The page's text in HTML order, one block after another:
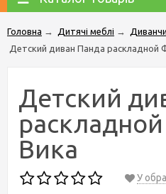
Головна → Дитячі меблі →
Детский диван Панда раскладной
Детский
Вика
У